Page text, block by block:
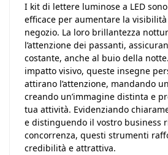
I kit di lettere luminose a LED
efficace per aumentare la
negozio. La loro brillantezza
l’attenzione dei passanti,
costante, anche al buio della
impatto visivo, queste insegne
attirano l’attenzione, mandando
creando un’immagine distinta e
tua attività. Evidenziando
e distinguendo il vostro business
concorrenza, questi strumenti
credibilità e attrattiva.